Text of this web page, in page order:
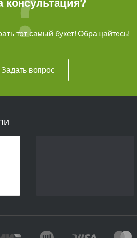
тот самый букет! Обращайтесь!
Задать вопрос